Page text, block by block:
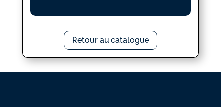
Retour au catalogue